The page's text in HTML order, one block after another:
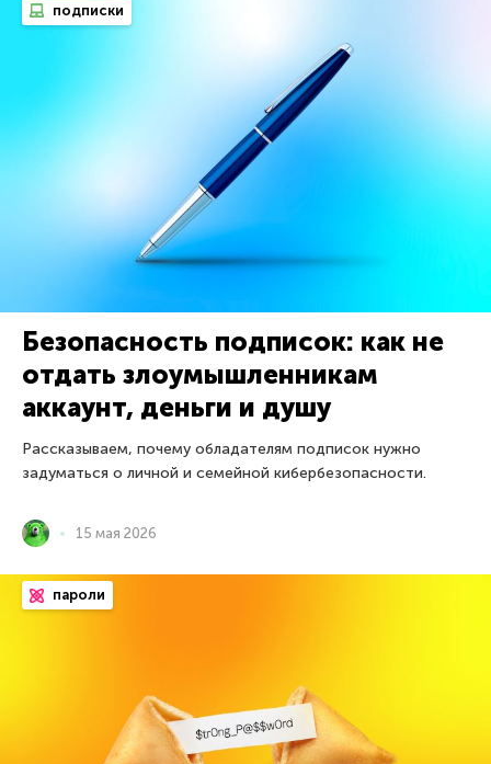
подписки
Безопасность подписок: как не
отдать злоумышленникам
аккаунт, деньги и душу
Рассказываем, почему обладателям подписок нужно
задуматься о личной и семейной кибербезопасности.
15 мая 2026
пароли